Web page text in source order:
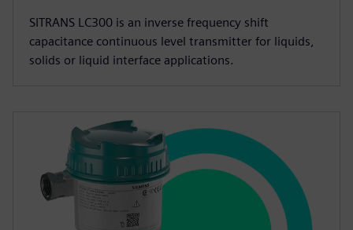
SITRANS LC300 is an inverse frequency shift
capacitance continuous level transmitter for liquids,
solids or liquid interface applications.